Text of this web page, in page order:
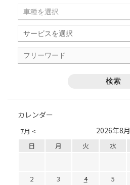
カレンダー
7月 < 2026年8月
日 月 火 水
2
3 4 5